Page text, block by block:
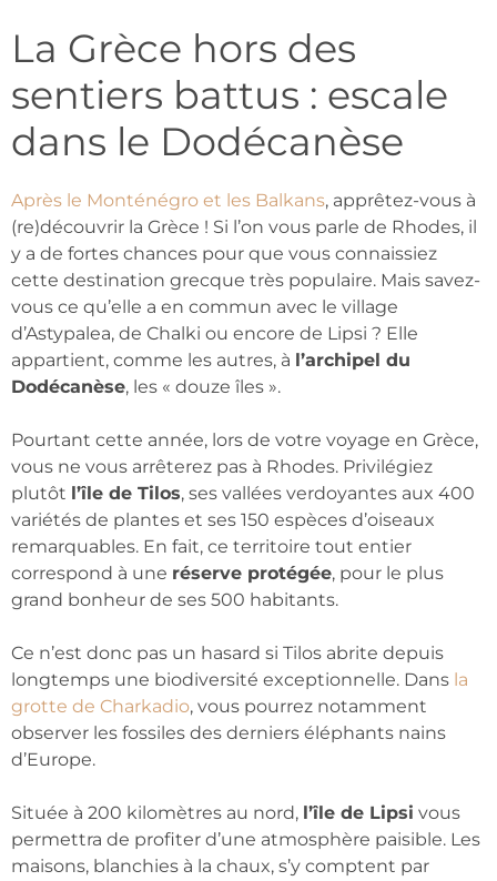
La Grèce hors des
sentiers battus : escale
dans le Dodécanèse
Après le Monténégro et les Balkans, apprêtez-vous à
(re)découvrir la Grèce ! Si l’on vous parle de Rhodes, il
y a de fortes chances pour que vous connaissiez
cette destination grecque très populaire. Mais savez-
vous ce qu’elle a en commun avec le village
d’Astypalea, de Chalki ou encore de Lipsi ? Elle
appartient, comme les autres, à l’archipel du
Dodécanèse, les « douze îles ».
Pourtant cette année, lors de votre voyage en Grèce,
vous ne vous arrêterez pas à Rhodes. Privilégiez
plutôt l’île de Tilos, ses vallées verdoyantes aux 400
variétés de plantes et ses 150 espèces d’oiseaux
remarquables. En fait, ce territoire tout entier
correspond à une réserve protégée, pour le plus
grand bonheur de ses 500 habitants.
Ce n’est donc pas un hasard si Tilos abrite depuis
longtemps une biodiversité exceptionnelle. Dans la
grotte de Charkadio, vous pourrez notamment
observer les fossiles des derniers éléphants nains
d’Europe.
Située à 200 kilomètres au nord, l’île de Lipsi vous
permettra de profiter d’une atmosphère paisible. Les
maisons, blanchies à la chaux, s’y comptent par